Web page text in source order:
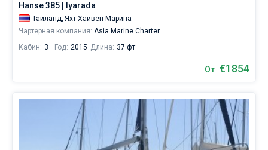
морские
окрестности
Пхукета
стороны,
Hanse 385 | Iyarada
Таиланд, Яхт Хайвен Марина
Чартерная компания: Asia Marine Charter
Кабин: 3 Год: 2015 Длина: 37 фт
От €1854